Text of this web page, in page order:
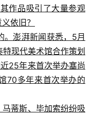
作品吸引了大量参观
依旧？
。澎湃新闻获悉，5月
现代美术馆合作策划
25年来首次举办塞尚
70多年来首次举办的
蒂斯、毕加索纷纷吸